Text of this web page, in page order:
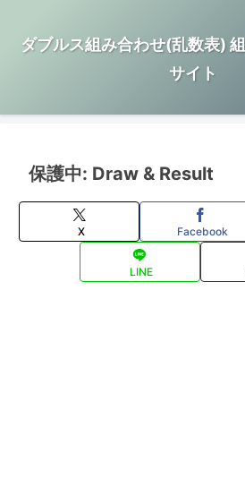
ダブルス組み合わせ(乱数表)
サイト
保護中: Draw & Result
X Facebook
LINE